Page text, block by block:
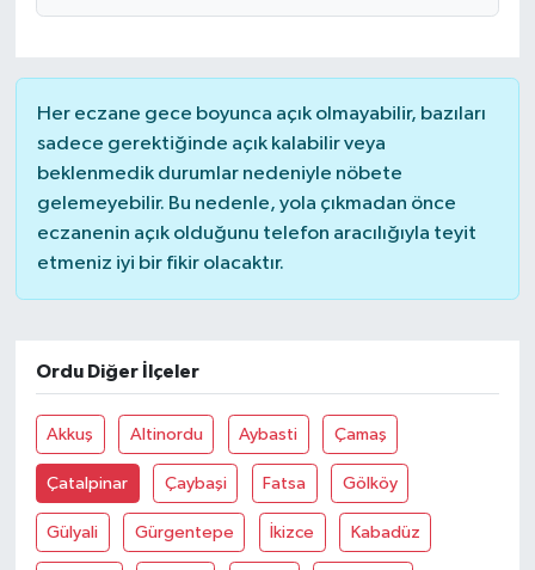
Her eczane gece boyunca açık olmayabilir, bazıları
sadece gerektiğinde açık kalabilir veya
beklenmedik durumlar nedeniyle nöbete
gelemeyebilir. Bu nedenle, yola çıkmadan önce
eczanenin açık olduğunu telefon aracılığıyla teyit
etmeniz iyi bir fikir olacaktır.
Ordu Diğer İlçeler
Akkuş Altinordu Aybasti Çamaş
Çatalpinar Çaybaşi Fatsa Gölköy
Gülyali Gürgentepe İkizce Kabadüz
Finans
Flaş Haber
Gayrimenkul
GENEL
Güvenlik
HABERDE İNSAN
İNSAN